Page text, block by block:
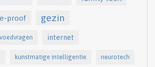
proof gezin
internet
kunstmatige intelligentie neurotech